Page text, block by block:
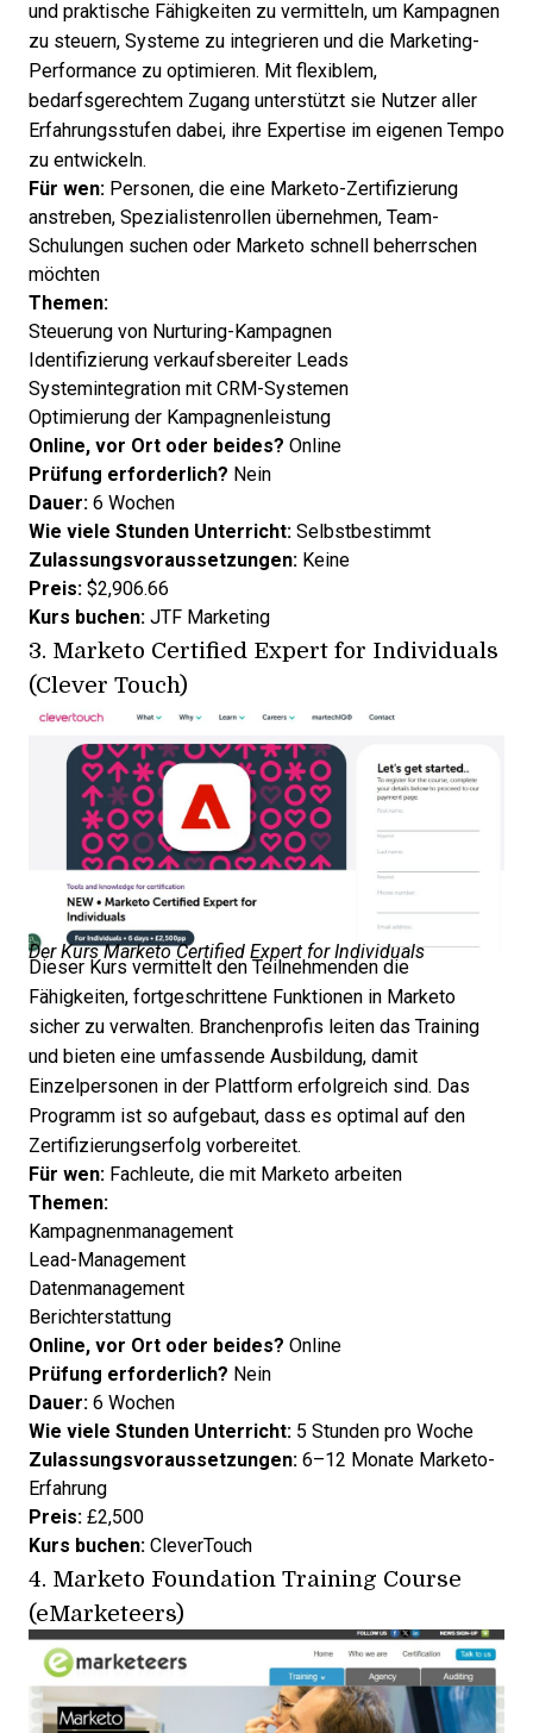
und praktische Fähigkeiten zu vermitteln, um Kampagnen
zu steuern, Systeme zu integrieren und die Marketing-
Performance zu optimieren. Mit flexiblem,
bedarfsgerechtem Zugang unterstützt sie Nutzer aller
Erfahrungsstufen dabei, ihre Expertise im eigenen Tempo
zu entwickeln.
Für wen: Personen, die eine Marketo-Zertifizierung
anstreben, Spezialistenrollen übernehmen, Team-
Schulungen suchen oder Marketo schnell beherrschen
möchten
Themen:
Steuerung von Nurturing-Kampagnen
Identifizierung verkaufsbereiter Leads
Systemintegration mit CRM-Systemen
Optimierung der Kampagnenleistung
Online, vor Ort oder beides? Online
Prüfung erforderlich? Nein
Dauer: 6 Wochen
Wie viele Stunden Unterricht: Selbstbestimmt
Zulassungsvoraussetzungen: Keine
Preis: $2,906.66
Kurs buchen: JTF Marketing
3. Marketo Certified Expert for Individuals
(Clever Touch)
Der Kurs Marketo Certified Expert for Individuals
Dieser Kurs vermittelt den Teilnehmenden die
Fähigkeiten, fortgeschrittene Funktionen in Marketo
sicher zu verwalten. Branchenprofis leiten das Training
und bieten eine umfassende Ausbildung, damit
Einzelpersonen in der Plattform erfolgreich sind. Das
Programm ist so aufgebaut, dass es optimal auf den
Zertifizierungserfolg vorbereitet.
Für wen: Fachleute, die mit Marketo arbeiten
Themen:
Kampagnenmanagement
Lead-Management
Datenmanagement
Berichterstattung
Online, vor Ort oder beides? Online
Prüfung erforderlich? Nein
Dauer: 6 Wochen
Wie viele Stunden Unterricht: 5 Stunden pro Woche
Zulassungsvoraussetzungen: 6–12 Monate Marketo-
Erfahrung
Preis: £2,500
Kurs buchen: CleverTouch
4. Marketo Foundation Training Course
(eMarketeers)